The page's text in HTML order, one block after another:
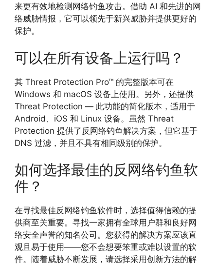
来更有效地检测网络钓鱼攻击。借助 AI 和先进的网
络威胁情报，它可以领先于新兴威胁并提供更好的
保护。
可以在所有设备上运行吗？
其 Threat Protection Pro™ 的完整版本可在
Windows 和 macOS 设备上使用。另外，还提供
Threat Protection — 此功能的简化版本，适用于
Android、iOS 和 Linux 设备。虽然 Threat
Protection 提供了反网络钓鱼解决方案，但它基于
DNS 过滤，并且不具有相同级别的保护。
如何选择最佳的反网络钓鱼软
件？
在寻找最佳反网络钓鱼软件时，选择值得信赖的提
供商至关重要。寻找一家拥有全球用户群和良好网
络安全声誉的知名公司。您获得的解决方案应该直
观且易于使用——您不会想要笨重或难以设置的软
件。随着威胁不断发展，请选择采用创新方法的解